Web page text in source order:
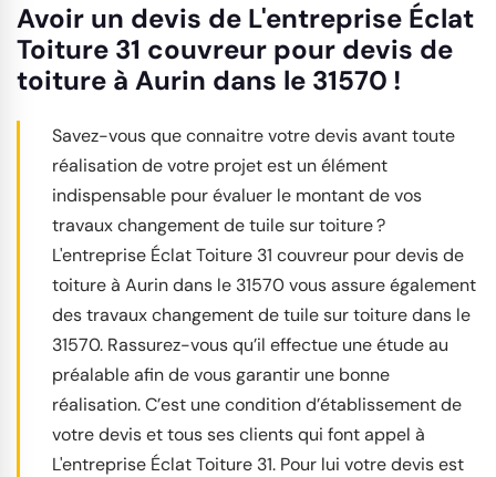
Avoir un devis de L'entreprise Éclat
Toiture 31 couvreur pour devis de
toiture à Aurin dans le 31570 !
Savez-vous que connaitre votre devis avant toute
réalisation de votre projet est un élément
indispensable pour évaluer le montant de vos
travaux changement de tuile sur toiture ?
L'entreprise Éclat Toiture 31 couvreur pour devis de
toiture à Aurin dans le 31570 vous assure également
des travaux changement de tuile sur toiture dans le
31570. Rassurez-vous qu’il effectue une étude au
préalable afin de vous garantir une bonne
réalisation. C’est une condition d’établissement de
votre devis et tous ses clients qui font appel à
L'entreprise Éclat Toiture 31. Pour lui votre devis est